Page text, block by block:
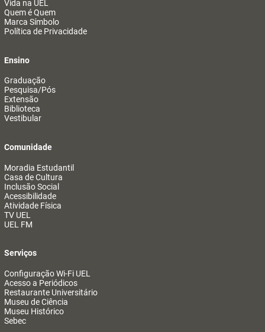
Vida na UEL
Quem é Quem
Marca Símbolo
Política de Privacidade
Ensino
Graduação
Pesquisa/Pós
Extensão
Biblioteca
Vestibular
Comunidade
Moradia Estudantil
Casa de Cultura
Inclusão Social
Acessibilidade
Atividade Física
TV UEL
UEL FM
Serviços
Configuração Wi-Fi UEL
Acesso a Periódicos
Restaurante Universitário
Museu de Ciência
Museu Histórico
Sebec